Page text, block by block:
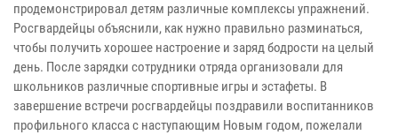
продемонстрировал детям различные комплексы упражнений.
Росгвардейцы объяснили, как нужно правильно разминаться,
чтобы получить хорошее настроение и заряд бодрости на целый
день. После зарядки сотрудники отряда организовали для
школьников различные спортивные игры и эстафеты. В
завершение встречи росгвардейцы поздравили воспитанников
профильного класса с наступающим Новым годом, пожелали